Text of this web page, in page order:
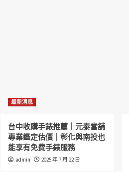
最新消息
台中收購手錶推薦｜元泰當舖
專業鑑定估價｜彰化與南投也
能享有免費手錶服務
admin 2025 年 7 月 22 日